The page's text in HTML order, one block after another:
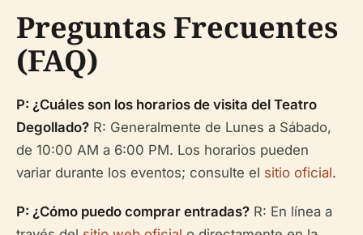
Preguntas Frecuentes
(FAQ)
P: ¿Cuáles son los horarios de visita del Teatro
Degollado? R: Generalmente de Lunes a Sábado,
de 10:00 AM a 6:00 PM. Los horarios pueden
variar durante los eventos; consulte el sitio oficial.
P: ¿Cómo puedo comprar entradas? R: En línea a